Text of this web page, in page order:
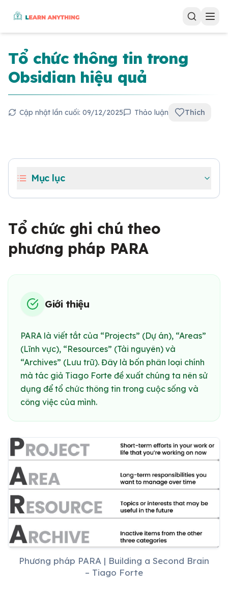
Tổ chức thông tin trong
Obsidian hiệu quả
Cập nhật lần cuối: 09/12/2025 Thảo luận Thích
Mục lục
Tổ chức ghi chú theo
phương pháp PARA
Giới thiệu
PARA là viết tắt của “Projects” (Dự án), “Areas”
(Lĩnh vực), “Resources” (Tài nguyên) và
“Archives” (Lưu trữ). Đây là bốn phân loại chính
mà tác giả Tiago Forte đề xuất chúng ta nên sử
dụng để tổ chức thông tin trong cuộc sống và
công việc của mình.
Phương pháp PARA | Building a Second Brain
– Tiago Forte